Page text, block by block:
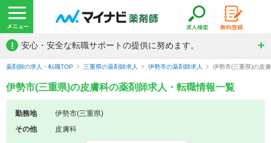
! 安心・安全な転職サポートの提供に努めます。
薬剤師の求人・転職TOP 三重県の薬剤師求人 伊勢市の薬剤師求人 伊勢市(三重県)の皮
伊勢市(三重県)の皮膚科の薬剤師求人・転職情報一覧
勤務地
伊勢市(三重県)
その他
皮膚科